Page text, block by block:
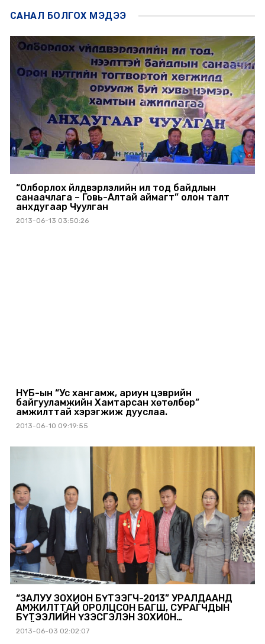
САНАЛ БОЛГОХ МЭДЭЭ
“Олборлох үйлдвэрлэлийн ил тод байдлын
санаачлага – Говь-Алтай аймагт” олон талт
анхдугаар Чуулган
2013-06-13 03:50:26
НҮБ-ын “Ус хангамж, ариун цэврийн
байгууламжийн Хамтарсан хөтөлбөр”
амжилттай хэрэгжиж дууслаа.
2013-06-10 09:19:55
“ЗАЛУУ ЗОХИОН БҮТЭЭГЧ-2013” УРАЛДААНД
АМЖИЛТТАЙ ОРОЛЦСОН БАГШ, СУРАГЧДЫН
БҮТЭЭЛИЙН ҮЗЭСГЭЛЭН ЗОХИОН
БАЙГУУЛАГДЛАА.
2013-06-03 02:02:07